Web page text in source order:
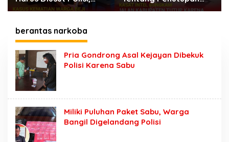
Jalan Karena Horeg di
Dugaan Kumpul Kebo,
berantas narkoba
Pria Gondrong Asal Kejayan Dibekuk
Polisi Karena Sabu
Miliki Puluhan Paket Sabu, Warga
Bangil Digelandang Polisi